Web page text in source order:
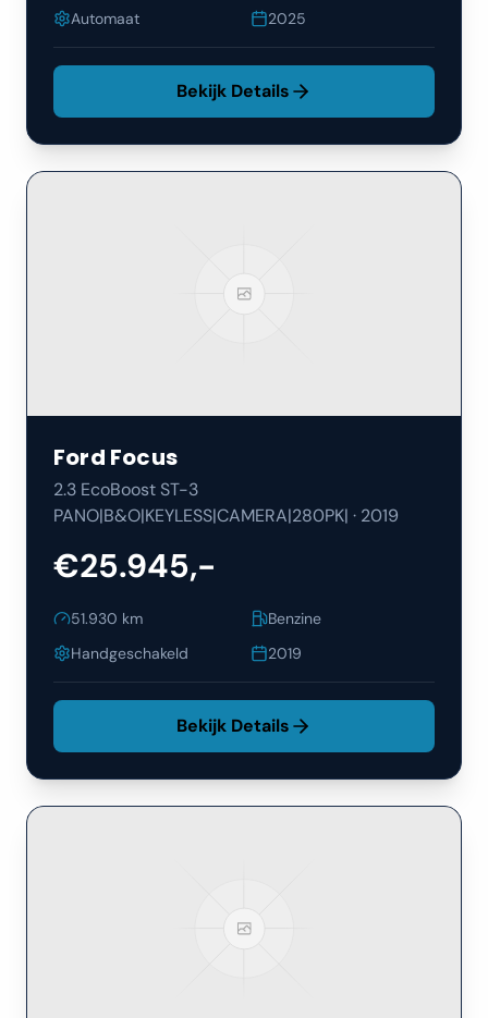
Automaat 2025
Bekijk Details
Ford Focus
2.3 EcoBoost ST-3
PANO|B&O|KEYLESS|CAMERA|280PK| · 2019
€25.945,-
51.930 km
Benzine
Handgeschakeld
2019
Bekijk Details